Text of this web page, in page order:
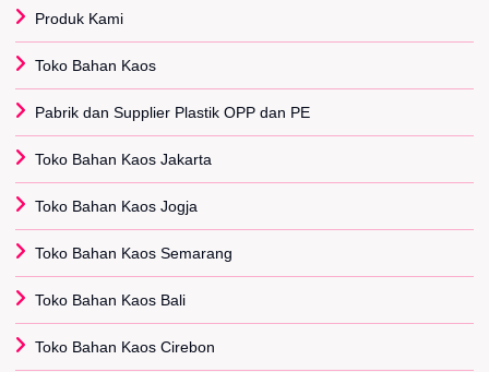
Produk Kami
Toko Bahan Kaos
Pabrik dan Supplier Plastik OPP dan PE
Toko Bahan Kaos Jakarta
Toko Bahan Kaos Jogja
Toko Bahan Kaos Semarang
Toko Bahan Kaos Bali
Toko Bahan Kaos Cirebon